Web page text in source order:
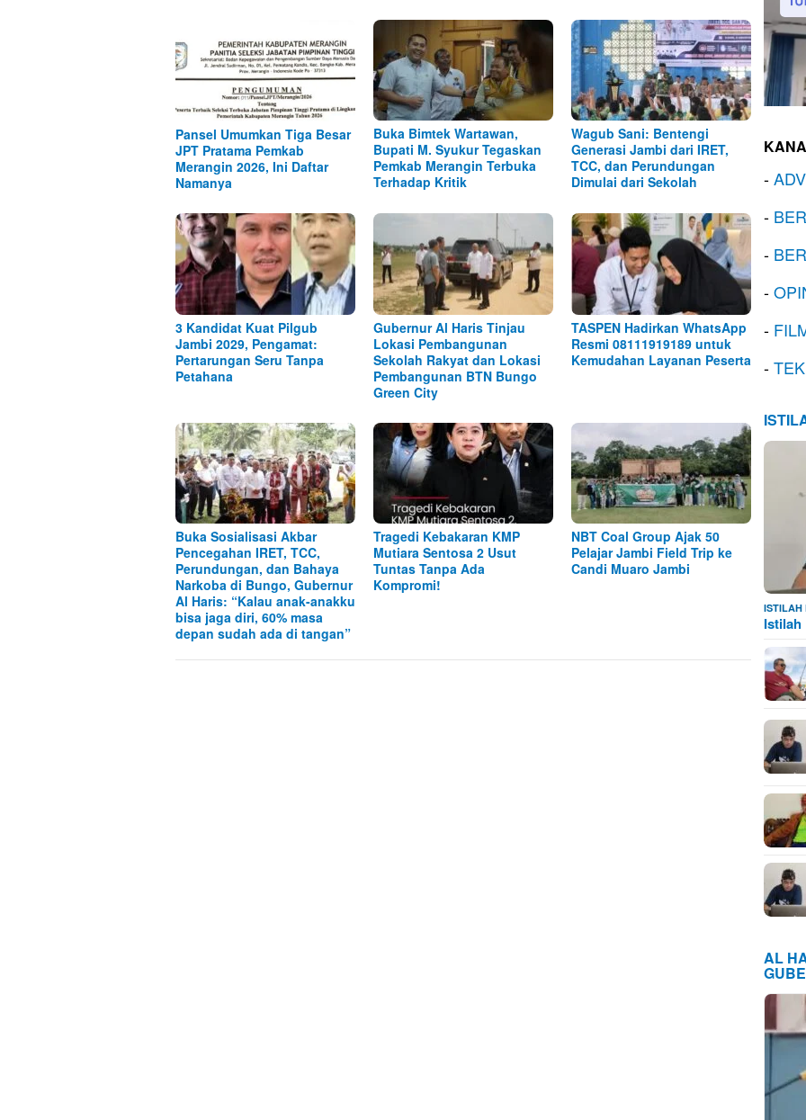
Pansel Umumkan Tiga Besar
JPT Pratama Pemkab
Merangin 2026, Ini Daftar
Namanya
Buka Bimtek Wartawan,
Bupati M. Syukur Tegaskan
Pemkab Merangin Terbuka
Terhadap Kritik
Wagub Sani: Bentengi
Generasi Jambi dari IRET,
TCC, dan Perundungan
Dimulai dari Sekolah
3 Kandidat Kuat Pilgub
Jambi 2029, Pengamat:
Pertarungan Seru Tanpa
Petahana
Gubernur Al Haris Tinjau
Lokasi Pembangunan
Sekolah Rakyat dan Lokasi
Pembangunan BTN Bungo
Green City
TASPEN Hadirkan WhatsApp
Resmi 08111919189 untuk
Kemudahan Layanan Peserta
Buka Sosialisasi Akbar
Pencegahan IRET, TCC,
Perundungan, dan Bahaya
Narkoba di Bungo, Gubernur
Al Haris: “Kalau anak-anakku
bisa jaga diri, 60% masa
depan sudah ada di tangan”
Tragedi Kebakaran KMP
Mutiara Sentosa 2 Usut
Tuntas Tanpa Ada
Kompromi!
NBT Coal Group Ajak 50
Pelajar Jambi Field Trip ke
Candi Muaro Jambi
-
-
-
-
-
-
ISTILAH
Istilah
AL